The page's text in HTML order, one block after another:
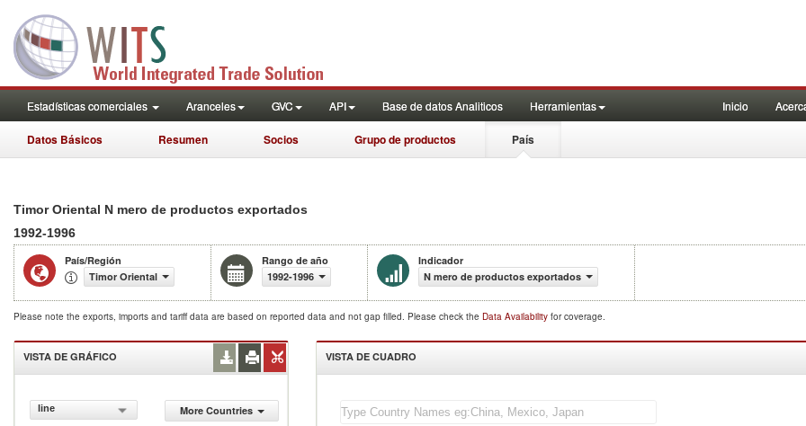
Estadísticas comerciales Aranceles GVC API Base de datos Analiticos Herramientas Inicio
Datos Básicos Resumen Socios Grupo de productos País
Timor Oriental N mero de productos exportados
1992-1996
País/Región
Timor Oriental
Rango de año
1992-1996
Indicador
N mero de productos exportados
Please note the exports, imports and tariff data are based on reported data and not gap filled. Please check the Data Availability for coverage.
VISTA DE GRÁFICO
line More Countries
VISTA DE CUADRO